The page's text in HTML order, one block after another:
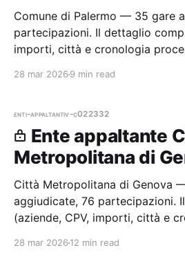
Comune di Palermo — 35 gare
partecipazioni. Il dettaglio
importi, città e cronologia
28 mar 2026 9 min read
enti-appaltantiv-c022332
Ente appaltante
Metropolitana di
Città Metropolitana di Genova
aggiudicate, 76 partecipazioni.
(aziende, CPV, importi, città e
28 mar 2026 12 min read